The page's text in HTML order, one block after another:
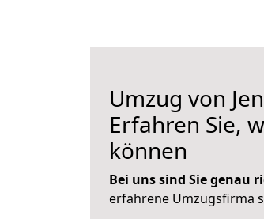
Umzug von
Erfahren Sie,
können
Bei uns sind Sie genau
erfahrene Umzugsfirma